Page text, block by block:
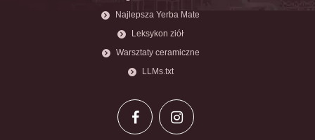
Najlepsza Yerba Mate
Leksykon ziół
Warsztaty ceramiczne
LLMs.txt